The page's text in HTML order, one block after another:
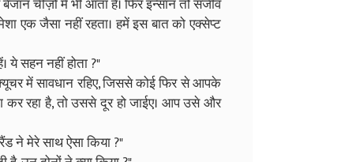
चीज़ों में भी आता है। फिर इन्सान तो संजीव
एक जैसा नहीं रहता। हमें इस बात को एक्सेप्ट
सहन नहीं होता ?"
में सावधान रहिए, जिससे कोई फिर से आपके
रहा है, तो उससे दूर हो जाईए। आप उसे और
ने मेरे साथ ऐसा किया ?"